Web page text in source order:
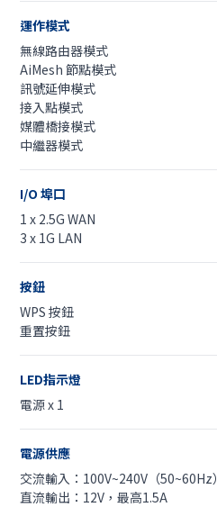
運作模式
無線路由器模式
AiMesh 節點模式
訊號延伸模式
接入點模式
媒體橋接模式
中繼器模式
I/O 埠口
1 x 2.5G WAN
3 x 1G LAN
按鈕
WPS 按鈕
重置按鈕
LED指示燈
電源 x 1
電源供應
交流輸入：100V~240V（50~60Hz）
直流輸出：12V，最高1.5A